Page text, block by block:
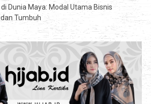
Dunia Maya: Modal Utama Bisnis
Tumbuh